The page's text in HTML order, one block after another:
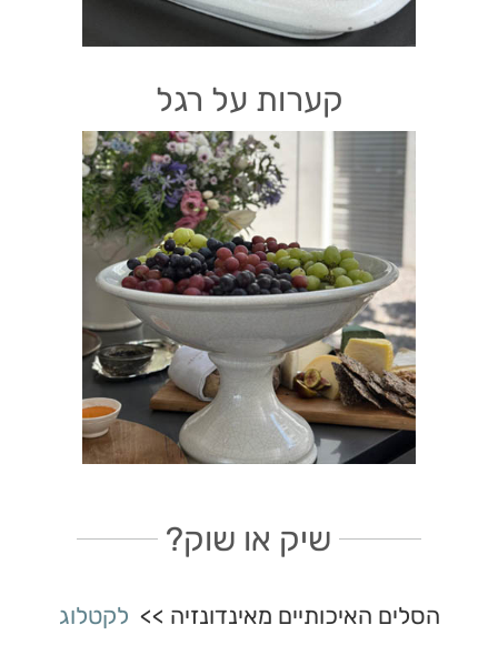
קערות על רגל
שיק או שוק?
הסלים האיכותיים מאינדונזיה >> לקטלוג